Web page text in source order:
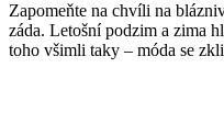
Zapomeňte na chvíli na
záda. Letošní podzim a zima
toho všimli taky – móda se